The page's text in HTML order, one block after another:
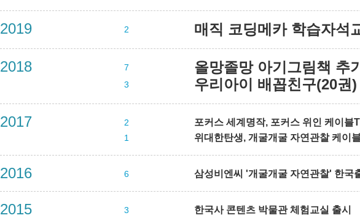
2019 2 매직 코딩메카 학습자석
2018 7 올망졸망 아기그림책 추
3 우리아이 배꼽친구(20권
2017 2 포커스 세계명작, 포커스 위인 케이블
1 위대한탄생, 개굴개굴 자연관찰 케이
2016 6 삼성비엔씨 '개굴개굴 자연관찰' 한국
2015 3 한국사 콘텐츠 박물관 체험교실 출시